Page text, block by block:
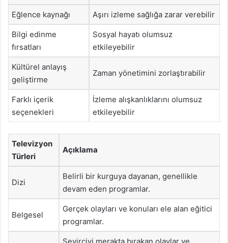
Eğlence kaynağı Aşırı izleme sağlığa zarar verebilir
Bilgi edinme
fırsatları
Sosyal hayatı olumsuz
etkileyebilir
Kültürel anlayış
geliştirme
Zaman yönetimini zorlaştırabilir
Farklı içerik
seçenekleri
İzleme alışkanlıklarını olumsuz
etkileyebilir
Televizyon
Türleri
Açıklama
Dizi
Belirli bir kurguya dayanan, genellikle
devam eden programlar.
Belgesel
Gerçek olayları ve konuları ele alan eğitici
programlar.
Seyirciyi merakta bırakan olaylar ve